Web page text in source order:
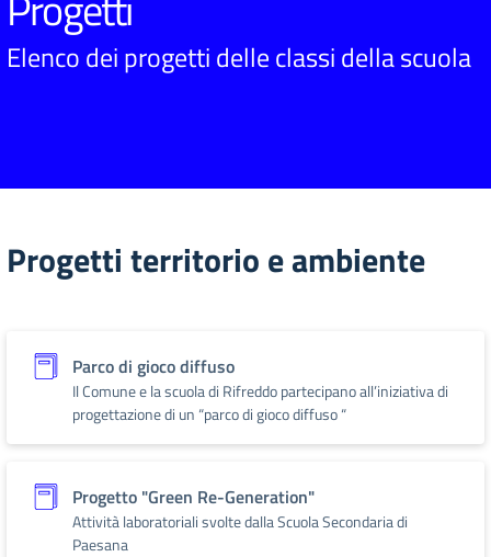
Elenco dei progetti delle classi della scuola
Progetti territorio e ambiente
Parco di gioco diffuso
Il Comune e la scuola di Rifreddo partecipano all’iniziativa di
progettazione di un “parco di gioco diffuso “
Progetto "Green Re-Generation"
Attività laboratoriali svolte dalla Scuola Secondaria di
Paesana